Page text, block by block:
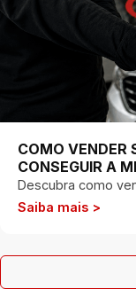
COMO VENDER
CONSEGUIR A
Descubra como
Saiba mais >